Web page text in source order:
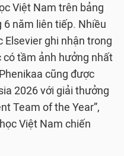
Việt Nam trên bảng
năm liên tiếp. Nhiều
Elsevier ghi nhận trong
có tầm ảnh hưởng nhất
cũng được
2026 với giải thưởng
Team of the Year”,
Việt Nam chiến